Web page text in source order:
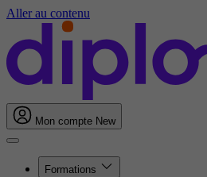
Aller au contenu
Mon compte New
Formations